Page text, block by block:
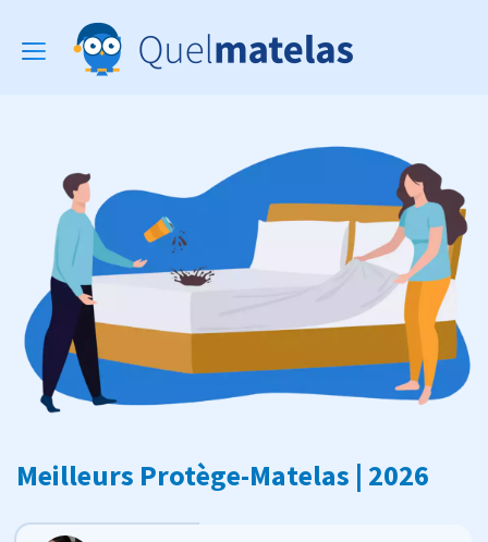
Toggle
navigation
Meilleurs Protège-Matelas | 2026